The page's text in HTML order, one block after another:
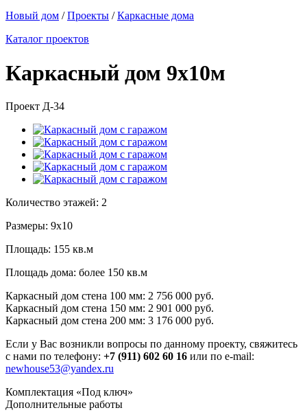
Новый дом / Проекты / Каркасные дома
Каталог проектов
Каркасный дом 9х10м
Проект Д-34
Количество этажей: 2
Размеры: 9х10
Площадь: 155 кв.м
Площадь дома: более 150 кв.м
Каркасный дом стена 100 мм: 2 756 000 руб.
Каркасный дом стена 150 мм: 2 901 000 руб.
Каркасный дом стена 200 мм: 3 176 000 руб.
Если у Вас возникли вопросы по данному проекту, свяжитесь
с нами по телефону: +7 (911) 602 60 16 или по e-mail:
newhouse53@yandex.ru
Комплектация «Под ключ»
Дополнительные работы